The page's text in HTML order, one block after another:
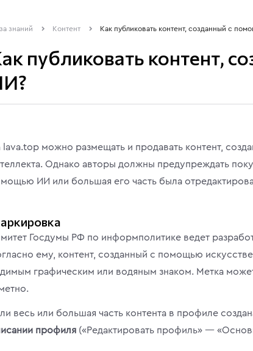
знаний Контент Как публиковать контент, созданный с
публиковать контент,
lava.top можно размещать и продавать контент,
Однако авторы должны предупреждать
ИИ или большая его часть была
Госдумы РФ по информполитике ведет
ему, контент, созданный с помощью
графическим или водяным знаком. Метка
весь или большая часть контента в профиле
профиля («Редактировать профиль» —